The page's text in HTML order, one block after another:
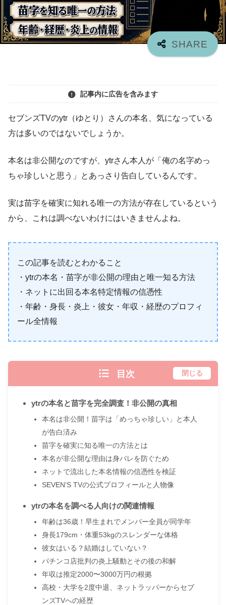
記事内に広告を含みます
セブンズTVのytr（ゆとり）さんの本名、気になっている
方は多いのではないでしょうか。
本名は非公開なのですが、ytrさん本人が「俺の名字めっ
ちゃ珍しいと思う」とあっさり告白しているんです。
実は苗字を確実に知れる唯一の方法が存在しているという
から、これは調べないわけにはいきませんよね。
この記事を読むとわかること
・ytrの本名・苗字が非公開の理由と唯一知る方法
・ネットに出回る本名特定情報の信憑性
・年齢・身長・炎上・彼女・年収・経歴のプロフィ
ール全情報
目次 閉じる
ytrの本名と苗字を完全調査！非公開の真相
本名は非公開！苗字は「めっちゃ珍しい」と本人
が告白済み
苗字を確実に知る唯一の方法とは
本名が非公開な理由は身バレを防ぐため
ネットで流出した本名情報の信憑性を検証
SEVEN’S TVの公式プロフィールと人物像
ytrの本名を調べる人向けの関連情報
年齢は36歳！早生まれでメンバー全員が同学年
身長179cm・体重53kgのスレンダーな体格
彼女はいる？結婚はしていない？
パチンコ店批判の炎上騒動とその後の和解
年収は推定2000〜3000万円の根拠
高校・大学を2度中退、ネットラッパーからセブ
ンズTVへの経歴